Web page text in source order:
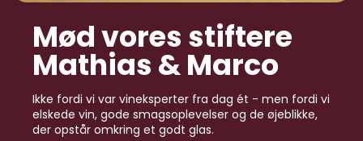
Mød vores stiftere
Mathias & Marco
Ikke fordi vi var vineksperter fra dag ét - men fordi vi
elskede vin, gode smagsoplevelser og de øjeblikke,
der opstår omkring et godt glas.